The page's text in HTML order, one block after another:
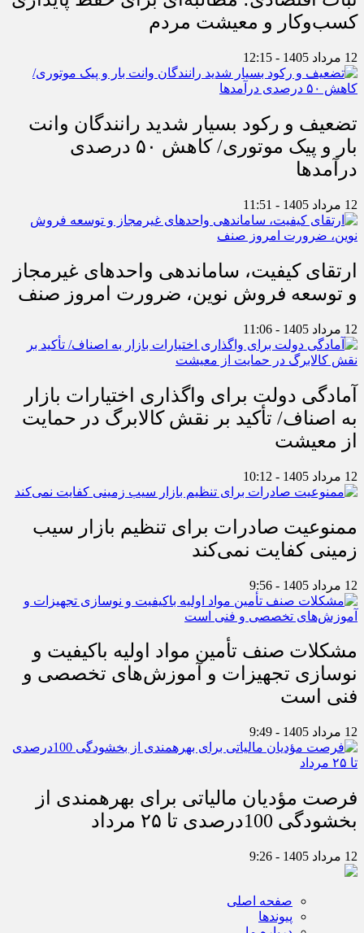
کسب‌وکار و معیشت مردم
12 مرداد 1405 - 12:15
تضعیف و رکود بسیار شدید رانندگان وانت
بار و پیک موتوری/ کاهش ۵۰ درصدی
درآمدها
12 مرداد 1405 - 11:51
ارتقای کیفیت، ساماندهی واحدهای غیرمجاز
و توسعه فروش نوین، ضرورت امروز صنف
12 مرداد 1405 - 11:06
آمادگی دولت برای واگذاری اختیارات بازار
به اصناف/ تأکید بر نقش کالابرگ در حمایت
از معیشت
12 مرداد 1405 - 10:12
ممنوعیت صادرات برای تنظیم بازار سیب
زمینی کفایت نمی‌کند
12 مرداد 1405 - 9:56
مشکلات صنف تأمین مواد اولیه باکیفیت و
نوسازی تجهیزات و آموزش‌های تخصصی و
فنی است
12 مرداد 1405 - 9:49
فرصت مؤدیان مالیاتی برای بهره‎مندی از
بخشودگی 100درصدی تا ۲۵ مرداد
12 مرداد 1405 - 9:26
صفحه اصلی
پیوندها